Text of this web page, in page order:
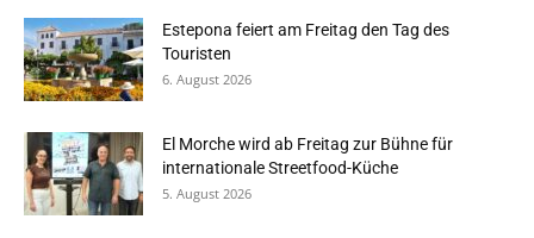
Estepona feiert am Freitag den Tag des
Touristen
6. August 2026
El Morche wird ab Freitag zur Bühne für
internationale Streetfood-Küche
5. August 2026